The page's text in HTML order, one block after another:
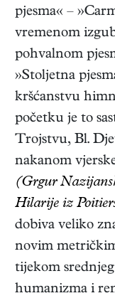
pjesma« –
vremenom
pohvalnom
»Stoljetna
kršćanstvu
početku je to
Trojstvu, Bl.
nakanom
(Grgur
Hilarije iz
dobiva veliko
novim
tijekom
humanizma i